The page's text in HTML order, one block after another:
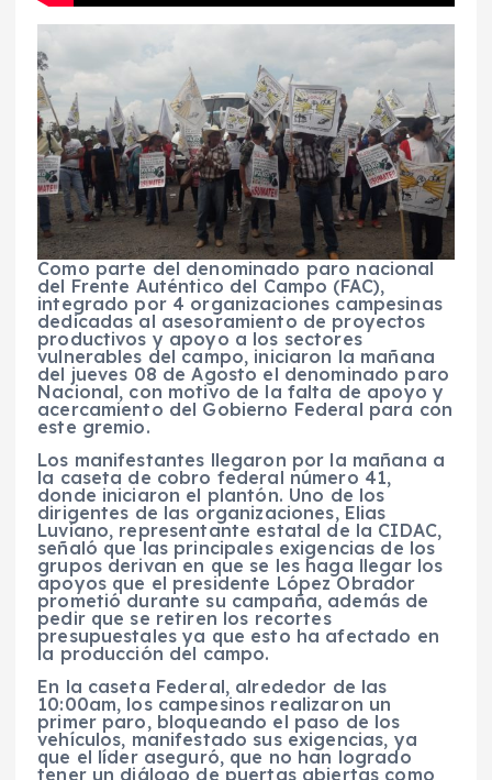
Como parte del denominado paro nacional
del Frente Auténtico del Campo (FAC),
integrado por 4 organizaciones campesinas
dedicadas al asesoramiento de proyectos
productivos y apoyo a los sectores
vulnerables del campo, iniciaron la mañana
del jueves 08 de Agosto el denominado paro
Nacional, con motivo de la falta de apoyo y
acercamiento del Gobierno Federal para con
este gremio.
Los manifestantes llegaron por la mañana a
la caseta de cobro federal número 41,
donde iniciaron el plantón. Uno de los
dirigentes de las organizaciones, Elias
Luviano, representante estatal de la CIDAC,
señaló que las principales exigencias de los
grupos derivan en que se les haga llegar los
apoyos que el presidente López Obrador
prometió durante su campaña, además de
pedir que se retiren los recortes
presupuestales ya que esto ha afectado en
la producción del campo.
En la caseta Federal, alrededor de las
10:00am, los campesinos realizaron un
primer paro, bloqueando el paso de los
vehículos, manifestado sus exigencias, ya
que el líder aseguró, que no han logrado
tener un diálogo de puertas abiertas como